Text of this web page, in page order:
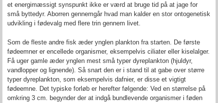
et energimæssigt synspunkt ikke er værd at bruge tid på at jage for
små byttedyr. Aborren gennemgår hvad man kalder en stor ontogenetisk
udvikling i fødevalg med flere trin gennem livet.
Som de fleste andre fisk æder ynglen plankton fra starten. De første
fødeemner er encellede organismer, eksempelvis ciliater eller kiselalger.
Få uger gamle æder ynglen mest små typer dyreplankton (hjuldyr,
vandlopper og lignende). Så snart den er i stand til at gabe over større
typer dyreplankton, som eksempelvis dafnier, er disse et vigtigt
fødeemne. Det typiske forløb er herefter følgende: Ved en størrelse på
omkring 3 cm. begynder der at indgå bundlevende organismer i føden